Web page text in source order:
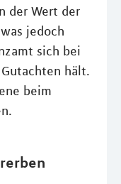
der Wert der
jedoch
sich bei
hält.
beim